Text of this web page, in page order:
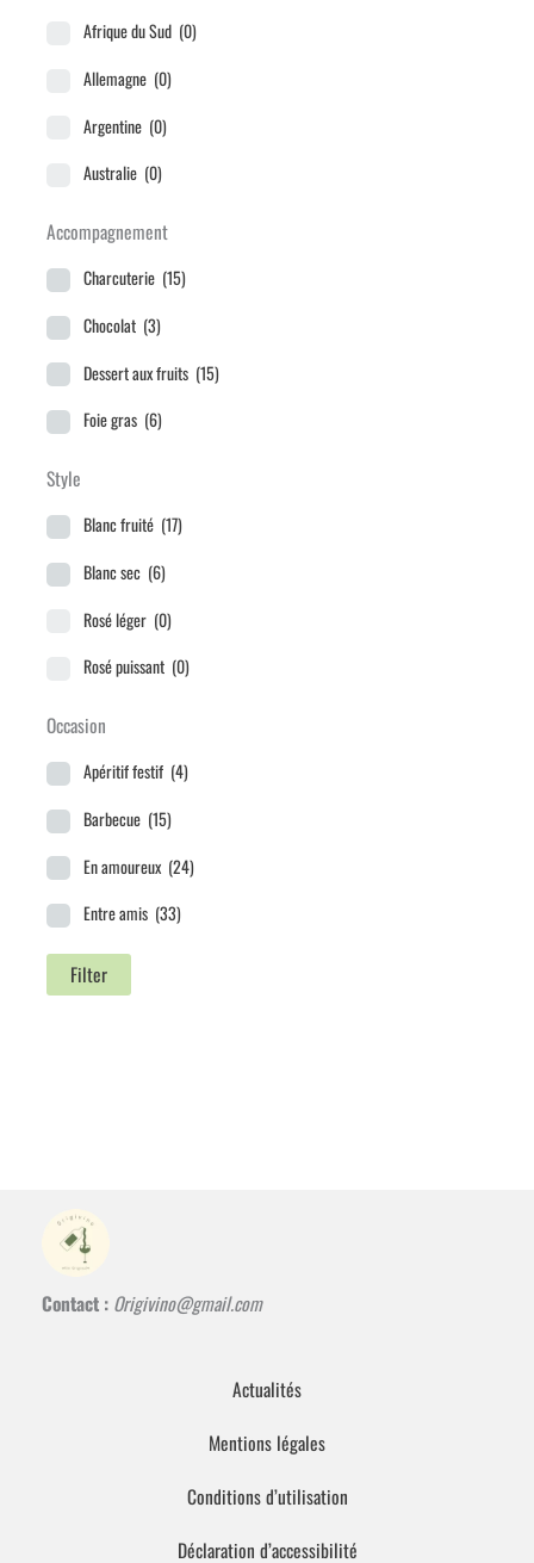
Loire
(8)
Provence
(0)
Rhône
Savoie - Bugey
Afrique du Sud (0)
Allemagne (0)
Argentine (0)
Australie (0)
Chili
(0)
Espagne (0)
France
(42)
Italie
Accompagnement
Charcuterie (15)
Chocolat (3)
Dessert aux fruits (15)
Foie gras (6)
Fruit de mer (5)
Pâtes et pizza
Plat épicé
(12)
Poisson
(20)
Style
Blanc fruité (17)
Blanc sec (6)
Rosé léger (0)
Rosé puissant (0)
Rouge léger
Rouge puissant (9)
Occasion
Apéritif festif (4)
Barbecue (15)
En amoureux (24)
Entre amis (33)
Idées cadeaux
Filter
Contact : Origivino@gmail.com
Actualités
Mentions légales
Conditions d’utilisation
Déclaration d’accessibilité